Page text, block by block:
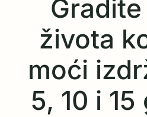
života
moći
5, 10 i